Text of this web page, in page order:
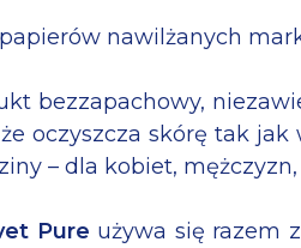
nawilżanych
bezzapachowy,
oczyszcza skórę tak
– dla kobiet,
Pure używa się razem